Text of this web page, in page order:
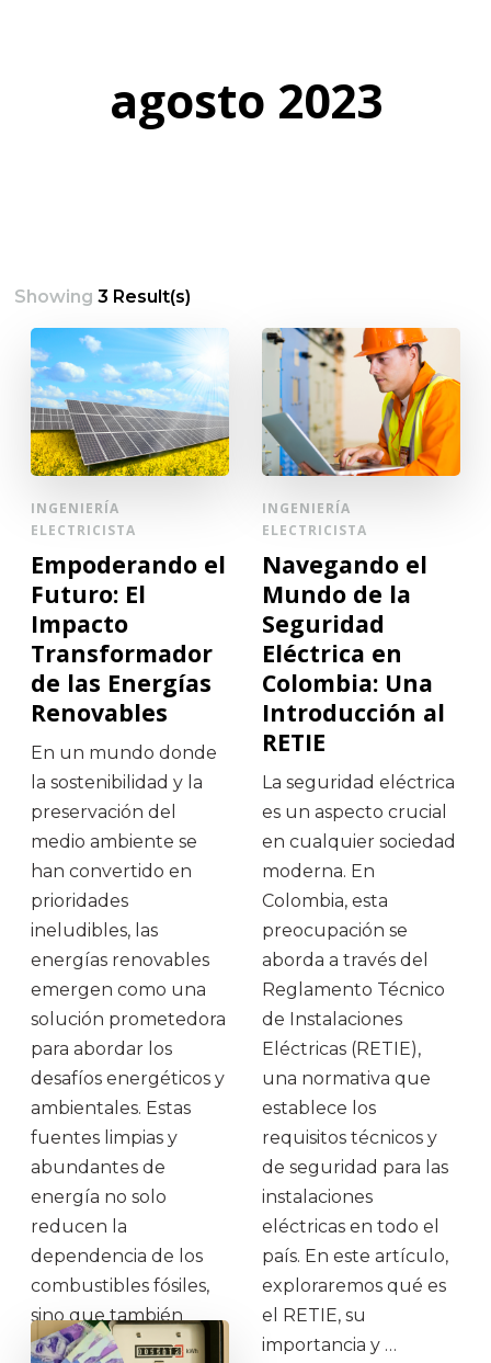
agosto 2023
Showing3 Result(s)
INGENIERÍA
ELECTRICISTA
Empoderando el
Futuro: El
Impacto
Transformador
de las Energías
Renovables
En un mundo donde
la sostenibilidad y la
preservación del
medio ambiente se
han convertido en
prioridades
ineludibles, las
energías renovables
emergen como una
solución prometedora
para abordar los
desafíos energéticos y
ambientales. Estas
fuentes limpias y
abundantes de
energía no solo
reducen la
dependencia de los
combustibles fósiles,
sino que también
contribuyen al
INGENIERÍA
ELECTRICISTA
Navegando el
Mundo de la
Seguridad
Eléctrica en
Colombia: Una
Introducción al
RETIE
La seguridad eléctrica
es un aspecto crucial
en cualquier sociedad
moderna. En
Colombia, esta
preocupación se
aborda a través del
Reglamento Técnico
de Instalaciones
Eléctricas (RETIE),
una normativa que
establece los
requisitos técnicos y
de seguridad para las
instalaciones
eléctricas en todo el
país. En este artículo,
exploraremos qué es
el RETIE, su
importancia y …